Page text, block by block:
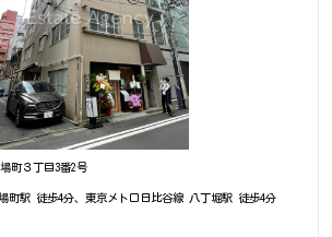
町３丁目3番2号
町駅 徒歩4分、東京メトロ日比谷線 八丁堀駅 徒歩4分